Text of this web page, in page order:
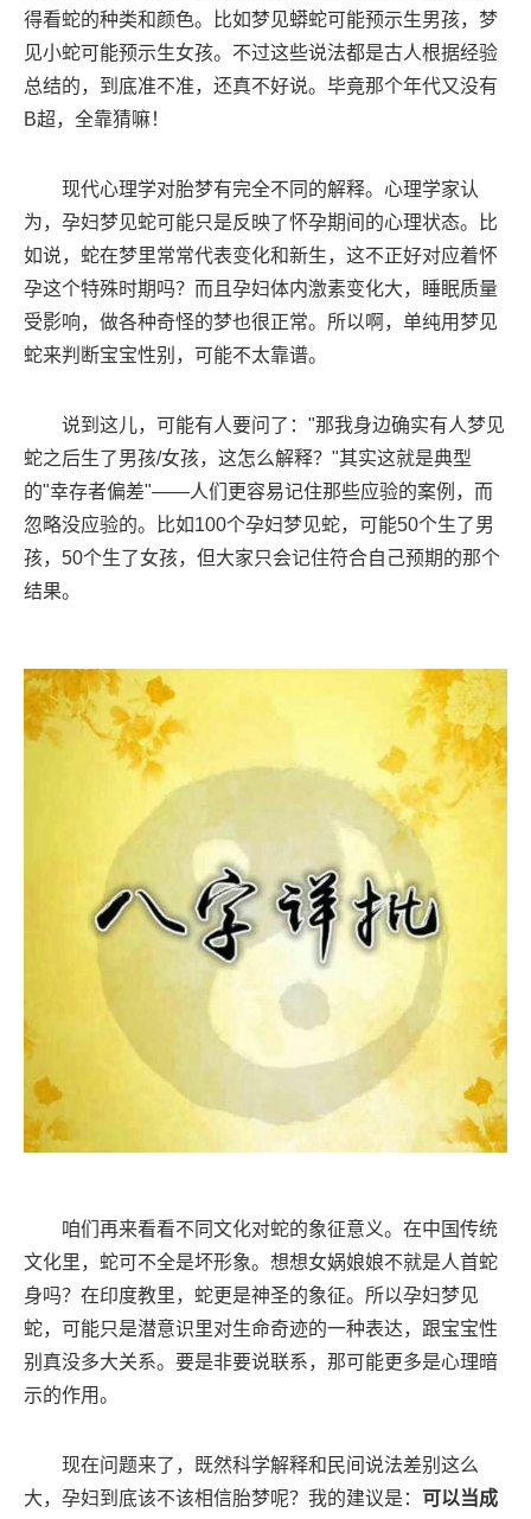
得看蛇的种类和颜色。比如梦见蟒蛇可能预示生男孩，梦
见小蛇可能预示生女孩。不过这些说法都是古人根据经验
总结的，到底准不准，还真不好说。毕竟那个年代又没有
B超，全靠猜嘛！
现代心理学对胎梦有完全不同的解释。心理学家认
为，孕妇梦见蛇可能只是反映了怀孕期间的心理状态。比
如说，蛇在梦里常常代表变化和新生，这不正好对应着怀
孕这个特殊时期吗？而且孕妇体内激素变化大，睡眠质量
受影响，做各种奇怪的梦也很正常。所以啊，单纯用梦见
蛇来判断宝宝性别，可能不太靠谱。
说到这儿，可能有人要问了："那我身边确实有人梦见
蛇之后生了男孩/女孩，这怎么解释？"其实这就是典型
的"幸存者偏差"——人们更容易记住那些应验的案例，而
忽略没应验的。比如100个孕妇梦见蛇，可能50个生了男
孩，50个生了女孩，但大家只会记住符合自己预期的那个
结果。
咱们再来看看不同文化对蛇的象征意义。在中国传统
文化里，蛇可不全是坏形象。想想女娲娘娘不就是人首蛇
身吗？在印度教里，蛇更是神圣的象征。所以孕妇梦见
蛇，可能只是潜意识里对生命奇迹的一种表达，跟宝宝性
别真没多大关系。要是非要说联系，那可能更多是心理暗
示的作用。
现在问题来了，既然科学解释和民间说法差别这么
大，孕妇到底该不该相信胎梦呢？我的建议是： 可以当成